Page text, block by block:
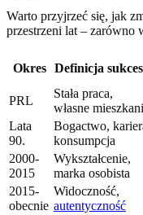
Warto przyjrzeć się, jak
przestrzeni lat – zarówno
Okres Definicja
PRL
Stała praca,
własne
Lata
90.
Bogactwo,
konsumpcja
2000-
2015
Wykształcenie,
marka osobista
2015-
obecnie
Widoczność,
autentyczność